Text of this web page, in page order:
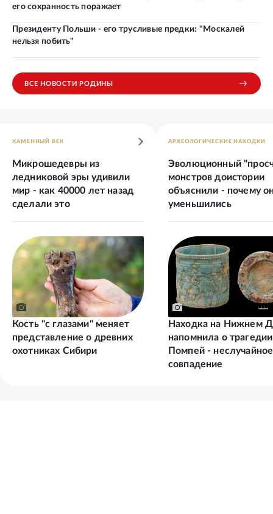
его сохранность поражает
Президенту Польши - его трусливые предки: "Москалей
нельзя побить"
ВСЕ НОВОСТИ РОДИНЫ
КАМЕННЫЙ ВЕК
Микрошедевры из
ледниковой эры удивили
мир - как 40000 лет назад
сделали это
Кость "с глазами" меняет
представление о древних
охотниках Сибири
АРХЕОЛОГИЧЕСКИЕ НАХОДКИ
Эволюционный
монстров доистории
объяснили - почему
уменьшились
Находка на Нижнем
напомнила о трагедии
Помпей - неслучайное
совпадение